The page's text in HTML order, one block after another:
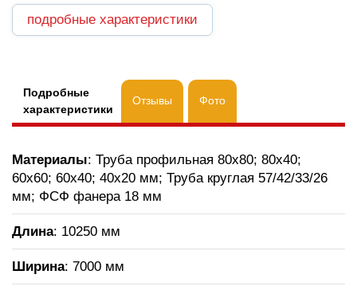
подробные характеристики
Подробные
характеристики
Отзывы Фото
Материалы: Труба профильная 80х80; 80х40;
60х60; 60х40; 40х20 мм; Труба круглая 57/42/33/26
мм; ФСФ фанера 18 мм
Длина: 10250 мм
Ширина: 7000 мм